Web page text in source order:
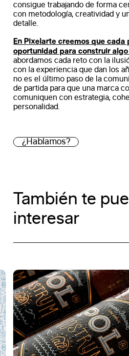
consigue trabajando de forma
con metodología, creatividad y
detalle.
En Pixelarte creemos que cada
oportunidad para construir
abordamos cada reto con la
con la experiencia que dan los
no es el último paso de la
de partida para que una marca
comuniquen con estrategia,
personalidad.
¿Hablamos?
También te
interesar